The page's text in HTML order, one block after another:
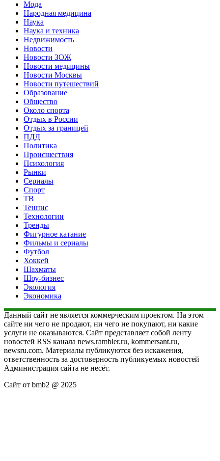
Мода
Народная медицина
Наука
Наука и техника
Недвижимость
Новости
Новости ЗОЖ
Новости медицины
Новости Москвы
Новости путешествий
Образование
Общество
Около спорта
Отдых в России
Отдых за границей
ПДД
Политика
Происшествия
Психология
Рынки
Сериалы
Спорт
ТВ
Теннис
Технологии
Тренды
Фигурное катание
Фильмы и сериалы
Футбол
Хоккей
Шахматы
Шоу-бизнес
Экология
Экономика
Данный сайт не является коммерческим проектом. На этом
сайте ни чего не продают, ни чего не покупают, ни какие
услуги не оказываются. Сайт представляет собой ленту
новостей RSS канала news.rambler.ru, kommersant.ru,
newsru.com. Материалы публикуются без искажения,
ответственность за достоверность публикуемых новостей
Администрация сайта не несёт.
Сайт от bmb2 @ 2025